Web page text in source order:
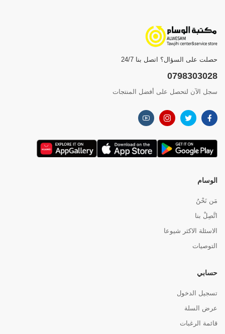
حصلت على السؤال؟ اتصل بنا 24/7
0798303028
سجل الآن لتحصل على أفضل المنتجات
الوسام
مَن نَحْنُ
اتَّصِلْ بنا
الاسئلة الاكثر شيوعا
التوصيات
حسابي
تسجيل الدخول
عرض السلة
قائمة الرغبات